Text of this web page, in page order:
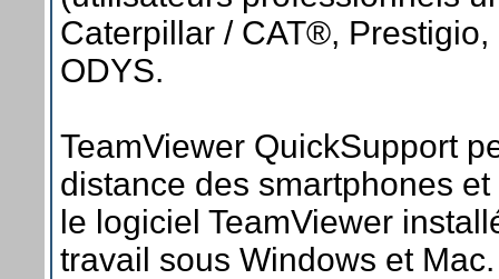
Caterpillar / CAT®, Prestigio,
ODYS.
TeamViewer QuickSupport
distance des smartphones
le logiciel TeamViewer
travail sous Windows et